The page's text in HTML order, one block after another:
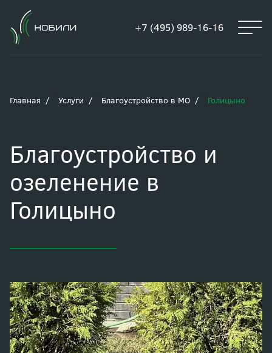
+7 (495) 989-16-16
Главная Услуги Благоустройство в МО Голицыно
Благоустройство и
озеленение в
Голицыно